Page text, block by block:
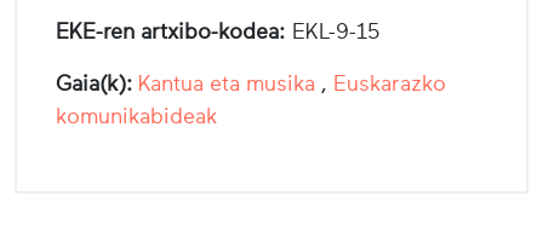
EKE-ren artxibo-kodea: EKL-9-15
Gaia(k): Kantua eta musika , Euskarazko
komunikabideak